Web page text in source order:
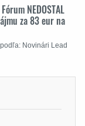
NEDOSTAL
za 83 eur na
podľa: Novinári Lead